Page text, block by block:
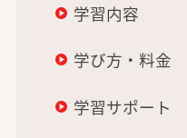
学習内容
学び方・料金
学習サポート